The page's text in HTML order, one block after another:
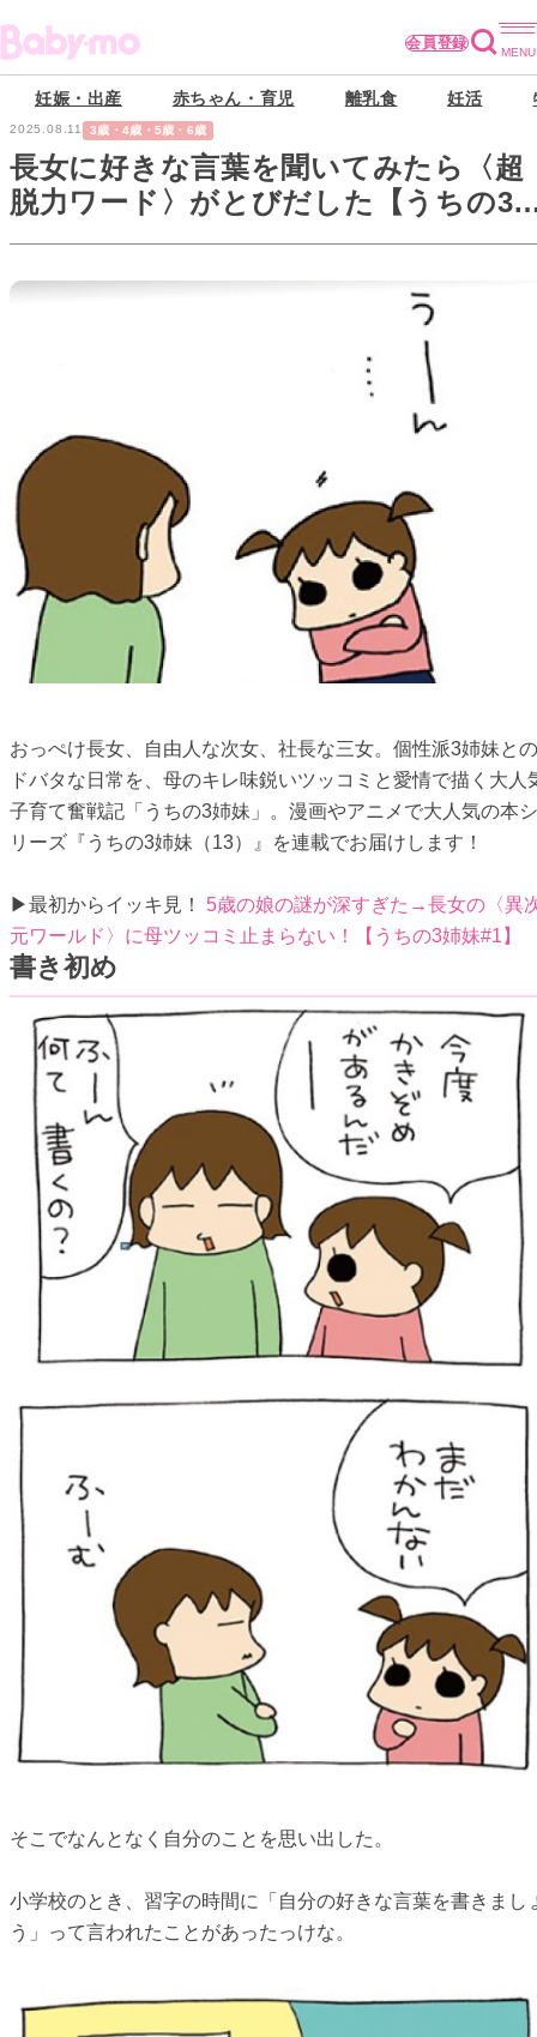
会員登録
妊娠・出産 赤ちゃん・育児 離乳食 妊活
2025.08.11 3歳・4歳・5歳・6歳
長女に好きな言葉を聞いてみたら〈超
脱力ワード〉がとびだした【うちの3
妹#55】
おっぺけ長女、自由人な次女、社長な三女。個性派3姉妹との
ドバタな日常を、母のキレ味鋭いツッコミと愛情で描く大人
子育て奮戦記「うちの3姉妹」。漫画やアニメで大人気の本シ
リーズ『うちの3姉妹（13）』を連載でお届けします！
▶最初からイッキ見！ 5歳の娘の謎が深すぎた→長女の〈異
元ワールド〉に母ツッコミ止まらない！【うちの3姉妹#1】
書き初め
そこでなんとなく自分のことを思い出した。
小学校のとき、習字の時間に「自分の好きな言葉を書きまし
う」って言われたことがあったっけな。